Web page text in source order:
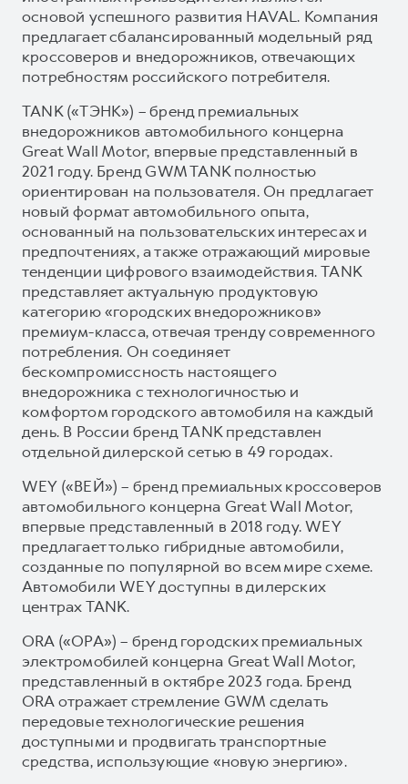
основой успешного развития HAVAL. Компания
предлагает сбалансированный модельный ряд
кроссоверов и внедорожников, отвечающих
потребностям российского потребителя.
TANK («ТЭНК») – бренд премиальных
внедорожников автомобильного концерна
Great Wall Motor, впервые представленный в
2021 году. Бренд GWM TANK полностью
ориентирован на пользователя. Он предлагает
новый формат автомобильного опыта,
основанный на пользовательских интересах и
предпочтениях, а также отражающий мировые
тенденции цифрового взаимодействия. TANK
представляет актуальную продуктовую
категорию «городских внедорожников»
премиум-класса, отвечая тренду современного
потребления. Он соединяет
бескомпромиссность настоящего
внедорожника с технологичностью и
комфортом городского автомобиля на каждый
день. В России бренд TANK представлен
отдельной дилерской сетью в 49 городах.
WEY («ВЕЙ») – бренд премиальных кроссоверов
автомобильного концерна Great Wall Motor,
впервые представленный в 2018 году. WEY
предлагает только гибридные автомобили,
созданные по популярной во всем мире схеме.
Автомобили WEY доступны в дилерских
центрах TANK.
ORA («ОРА») – бренд городских премиальных
электромобилей концерна Great Wall Motor,
представленный в октябре 2023 года. Бренд
ORA отражает стремление GWM сделать
передовые технологические решения
доступными и продвигать транспортные
средства, использующие «новую энергию».